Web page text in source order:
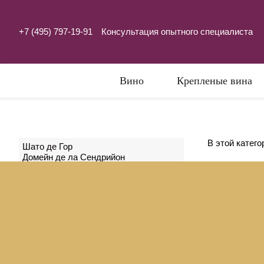
+7 (495) 797-19-91 Консультация опытного специалиста
Вино Крепленые вина
Шато де Гор
Домейн де ла Сендрийон
В этой